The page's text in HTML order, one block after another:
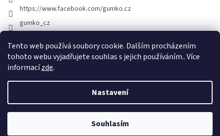
Tento web používá soubory cookie. Dalším procházením
tohoto webu vyjadřujete souhlas s jejich používáním.. Více
informacízde.
Nastavení
Souhlasím
https://www.facebook.com/gumko.cz
gumko_cz
Vytvořil Shoptet
Gumko.cz. Všechna práva vyhrazena.
nastavení cookies
Odstoupit od smlouvy